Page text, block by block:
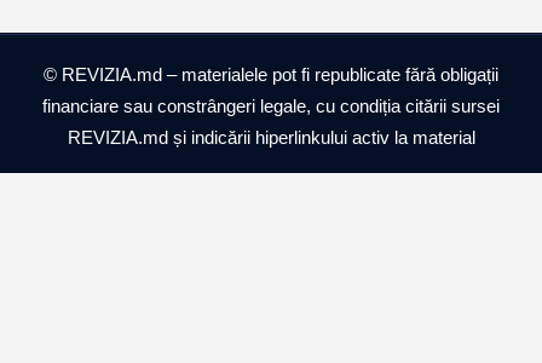
© REVIZIA.md – materialele pot fi republicate fără obligații
financiare sau constrângeri legale, cu condiția citării sursei
REVIZIA.md și indicării hiperlinkului activ la material